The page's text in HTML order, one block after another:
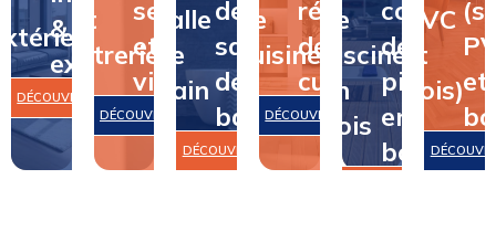
&
extérieure
DÉCOUVRIR
serrurerie
et
vitrerie
et
vitrerie
DÉCOUVRIR
de
salle
de
bain
salle
de
bain
DÉCOUVRIR
rénovation
de
cuisine
de
cuisine
DÉCOUVRIR
contour
de
piscine
en
bois
de
piscine
en
bois
et
PVC
et
bois)